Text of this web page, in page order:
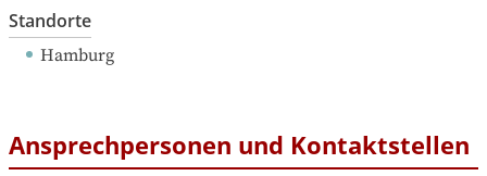
Standorte
Hamburg
Ansprechpersonen und Kontaktstellen